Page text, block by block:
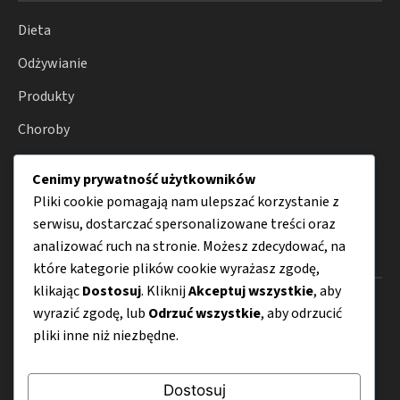
Dieta
Odżywianie
Produkty
Choroby
Porady
Menu
O nas
Kontakt
Mapa strony
Cenimy prywatność użytkowników
Pliki cookie pomagają nam ulepszać korzystanie z
serwisu, dostarczać spersonalizowane treści oraz
analizować ruch na stronie. Możesz zdecydować, na
które kategorie plików cookie wyrażasz zgodę,
klikającDostosuj. KliknijAkceptuj wszystkie, aby
wyrazić zgodę, lub Odrzuć wszystkie, aby odrzucić
pliki inne niż niezbędne.
Dostosuj